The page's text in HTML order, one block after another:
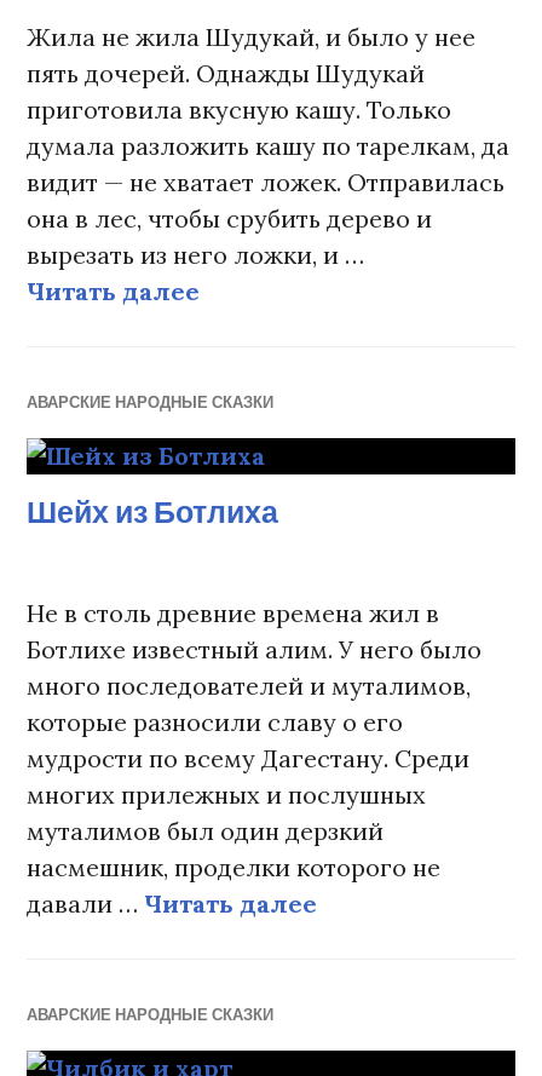
Жила не жила Шудукай, и было у нее
пять дочерей. Однажды Шудукай
приготовила вкусную кашу. Только
думала разложить кашу по тарелкам, да
видит — не хватает ложек. Отправилась
она в лес, чтобы срубить дерево и
вырезать из него ложки, и …
Читать далее
АВАРСКИЕ НАРОДНЫЕ СКАЗКИ
Шейх из Ботлиха
Не в столь древние времена жил в
Ботлихе известный алим. У него было
много последователей и муталимов,
которые разносили славу о его
мудрости по всему Дагестану. Среди
многих прилежных и послушных
муталимов был один дерзкий
насмешник, проделки которого не
давали … Читать далее
АВАРСКИЕ НАРОДНЫЕ СКАЗКИ